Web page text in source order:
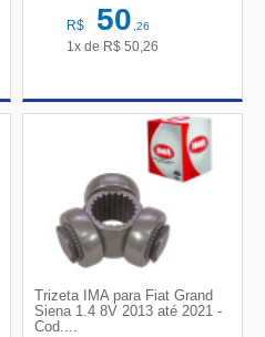
R$ 50,26
1x de R$ 50,26
Trizeta IMA para Fiat Grand
Siena 1.4 8V 2013 até 2021 -
Cod....